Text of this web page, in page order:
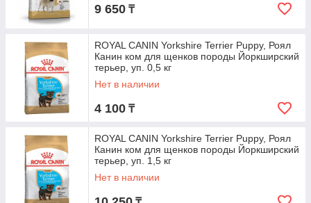
9 650 ₸
ROYAL CANIN Yorkshire Terrier Puppy, Роял
Канин ком для щенков породы Йоркширский
терьер, уп. 0,5 кг
Нет в наличии
4 100 ₸
ROYAL CANIN Yorkshire Terrier Puppy, Роял
Канин ком для щенков породы Йоркширский
терьер, уп. 1,5 кг
Нет в наличии